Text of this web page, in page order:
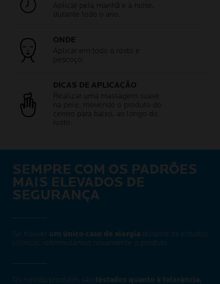
Aplicar pela manhã e à noite,
durante todo o ano.
ONDE
Aplicar em todo o rosto e
pescoço.
DICAS DE APLICAÇÃO
Realizar uma massagem suave
na pele, movendo o produto do
centro para baixo, ao longo do
rosto.
SEMPRE COM OS PADRÕES
MAIS ELEVADOS DE
SEGURANÇA
Se houver um único caso de alergia durante os estudos
clínicos, reformulamos novamente o produto.
Os nossos produtos são testados quanto à tolerância,